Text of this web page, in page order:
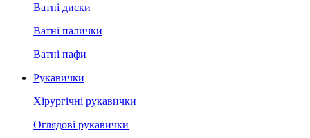
Ватні диски
Ватні палички
Ватні пафи
Рукавички
Хірургічні рукавички
Оглядові рукавички